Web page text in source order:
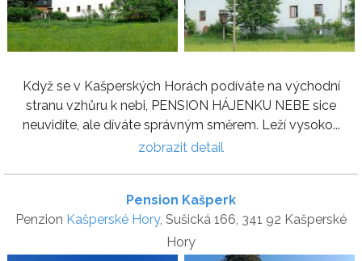
Když se v Kašperských Horách podíváte na východní
stranu vzhůru k nebi, PENSION HÁJENKU NEBE sice
neuvidíte, ale díváte správným směrem. Leží vysoko...
zobrazit detail
Pension Kašperk
Penzion Kašperské Hory, Sušická 166, 341 92 Kašperské
Hory